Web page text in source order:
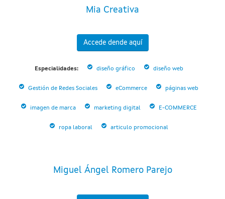
Mia Creativa
Accede dende aquí
Especialidades: diseño gráfico diseño web
Gestión de Redes Sociales eCommerce páginas web
imagen de marca marketing digital E-COMMERCE
ropa laboral articulo promocional
Miguel Ángel Romero Parejo